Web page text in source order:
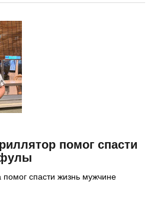
помог спасти
спасти жизнь мужчине